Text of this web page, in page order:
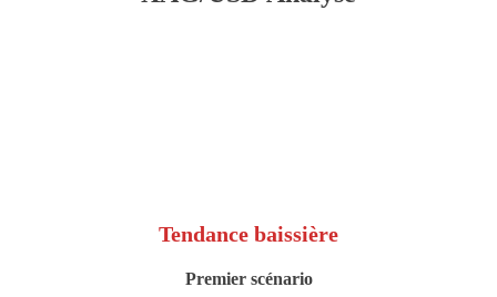
Tendance baissière
Premier scénario